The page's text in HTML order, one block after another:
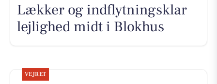
Lækker og indflytningsklar
lejlighed midt i Blokhus
VEJRET